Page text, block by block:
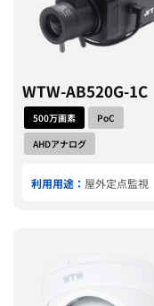
WTW-AB520G-1C
500万画素
PoC
AHDアナログ
利用用途： 屋外定点監視